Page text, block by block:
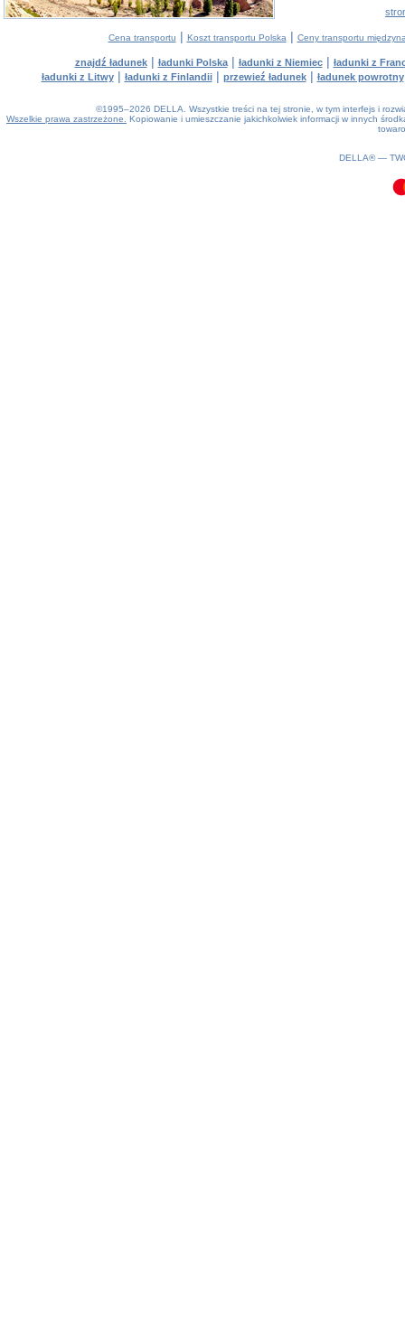
Cena transportu | Koszt transportu Polska | Ceny transportu
znajdź ładunek| ładunki Polska| ładunki z Niemiec| ładunki z
ładunki z Litwy| ładunki z Finlandii| przewieź ładunek| ładunek powrotny
©1995–2026 DELLA. Wszystkie treści na tej stronie, w tym interfejs i
Wszelkie prawa zastrzeżone.
Kopiowanie i umieszczanie jakichkolwiek informacji w innych
DELLA® —